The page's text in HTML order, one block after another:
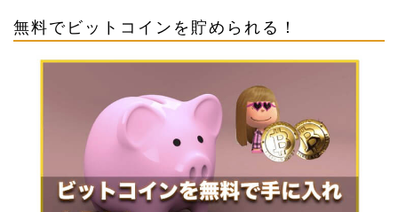
無料でビットコインを貯められる！